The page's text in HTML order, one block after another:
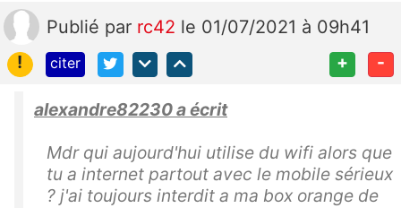
Publié par rc42 le 01/07/2021 à 09h41
!
citer + -
alexandre82230 a écrit
Mdr qui aujourd'hui utilise du wifi alors que
tu a internet partout avec le mobile sérieux
? j'ai toujours interdit a ma box orange de